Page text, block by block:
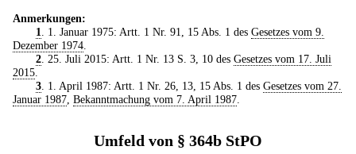
Anmerkungen:
1. 1. Januar 1975: Artt. 1 Nr. 91, 15 Abs. 1 des Gesetzes vom 9.
Dezember 1974.
2. 25. Juli 2015: Artt. 1 Nr. 13 S. 3, 10 des Gesetzes vom 17. Juli
2015.
3. 1. April 1987: Artt. 1 Nr. 26, 13, 15 Abs. 1 des Gesetzes vom 27.
Januar 1987, Bekanntmachung vom 7. April 1987.
Umfeld von § 364b StPO